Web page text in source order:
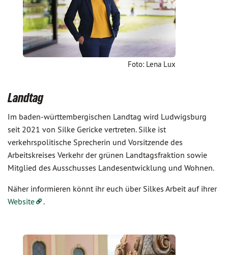
Foto: Lena Lux
Landtag
Im baden-württembergischen Landtag wird Ludwigsburg
seit 2021 von Silke Gericke vertreten. Silke ist
verkehrspolitische Sprecherin und Vorsitzende des
Arbeitskreises Verkehr der grünen Landtagsfraktion sowie
Mitglied des Ausschusses Landesentwicklung und Wohnen.
Näher informieren könnt ihr euch über Silkes Arbeit auf ihrer
Website
.